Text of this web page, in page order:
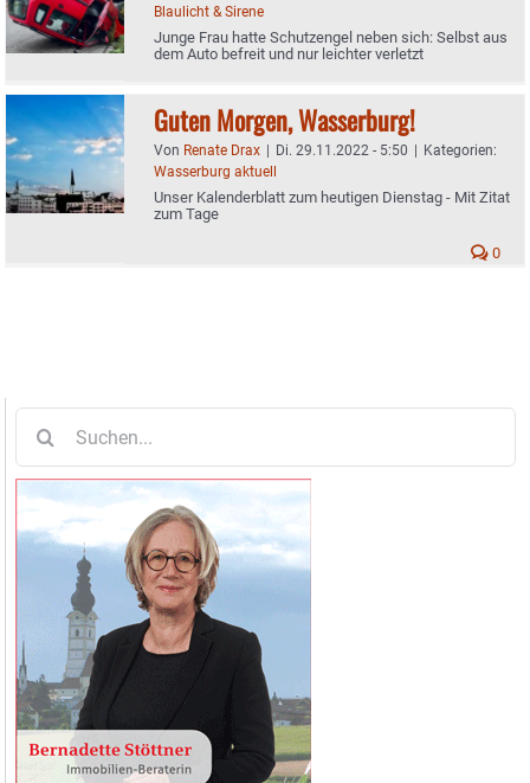
Blaulicht & Sirene
Junge Frau hatte Schutzengel neben sich: Selbst aus
dem Auto befreit und nur leichter verletzt
Guten Morgen, Wasserburg!
Von Renate Drax | Di. 29.11.2022 - 5:50 | Kategorien:
Wasserburg aktuell
Unser Kalenderblatt zum heutigen Dienstag - Mit Zitat
zum Tage
0
nach: